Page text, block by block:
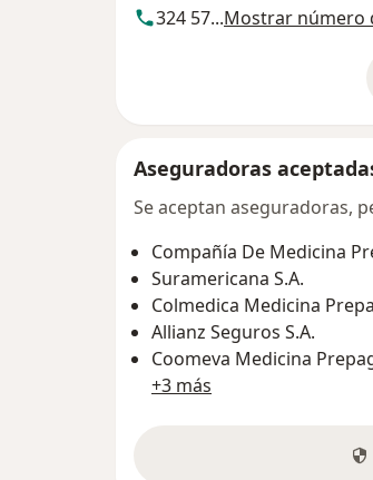
324 57...Mostrar número
Aseguradoras
Se aceptan aseguradoras,
Compañía De Medicina
Suramericana S.A.
Colmedica Medicina
Allianz Seguros S.A.
Coomeva Medicina
+3 más